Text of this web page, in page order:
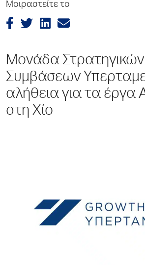
Μοιραστείτε το
Μονάδα Στρατηγικών
Συμβάσεων
αλήθεια για τα έργα
στη Χίο